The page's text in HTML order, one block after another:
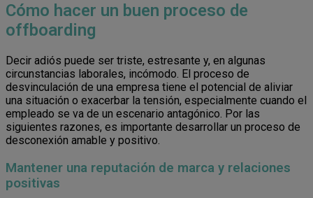
Cómo hacer un buen proceso de
offboarding
Decir adiós puede ser triste, estresante y, en algunas
circunstancias laborales, incómodo. El proceso de
desvinculación de una empresa tiene el potencial de aliviar
una situación o exacerbar la tensión, especialmente cuando el
empleado se va de un escenario antagónico. Por las
siguientes razones, es importante desarrollar un proceso de
desconexión amable y positivo.
Mantener una reputación de marca y relaciones
positivas